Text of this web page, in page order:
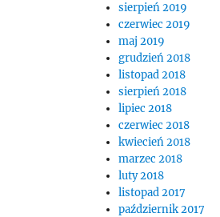
sierpień 2019
czerwiec 2019
maj 2019
grudzień 2018
listopad 2018
sierpień 2018
lipiec 2018
czerwiec 2018
kwiecień 2018
marzec 2018
luty 2018
listopad 2017
październik 2017